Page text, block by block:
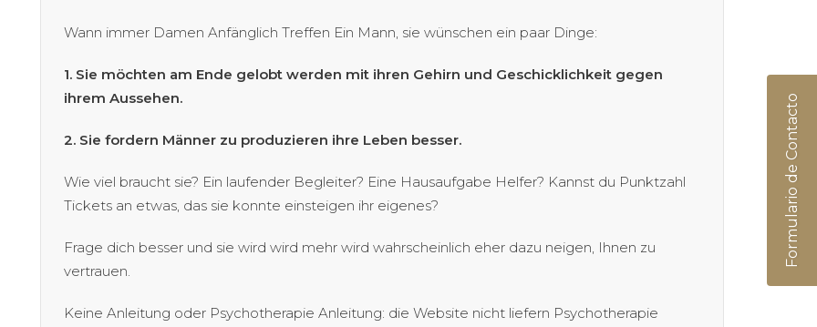
Wann immer Damen Anfänglich Treffen Ein Mann, sie wünschen ein paar Dinge:
1. Sie möchten am Ende gelobt werden mit ihren Gehirn und Geschicklichkeit gegen
ihrem Aussehen.
2. Sie fordern Männer zu produzieren ihre Leben besser.
Wie viel braucht sie? Ein laufender Begleiter? Eine Hausaufgabe Helfer? Kannst du Punktzahl
Tickets an etwas, das sie konnte einsteigen ihr eigenes?
Frage dich besser und sie wird wird mehr wird wahrscheinlich eher dazu neigen, Ihnen zu
vertrauen.
Keine Anleitung oder Psychotherapie Anleitung: die Website nicht liefern Psychotherapie
Formulario de Contacto